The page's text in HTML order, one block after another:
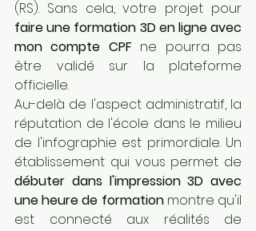
faire une formation 3D en ligne avec
mon compte CPF ne pourra pas
être validé sur la plateforme
officielle.
Au-delà de l'aspect administratif, la
réputation de l'école dans le milieu
de l'infographie est primordiale. Un
débuter dans l'impression 3D avec
une heure de formation montre qu'il
est connecté aux réalités de